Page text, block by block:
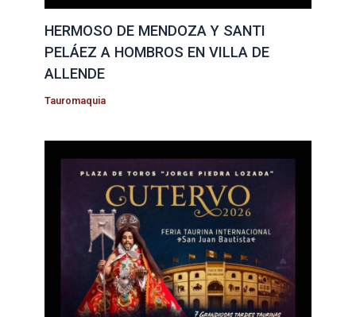
HERMOSO DE MENDOZA Y SANTI
PELÁEZ A HOMBROS EN VILLA DE
ALLENDE
Tauromaquia